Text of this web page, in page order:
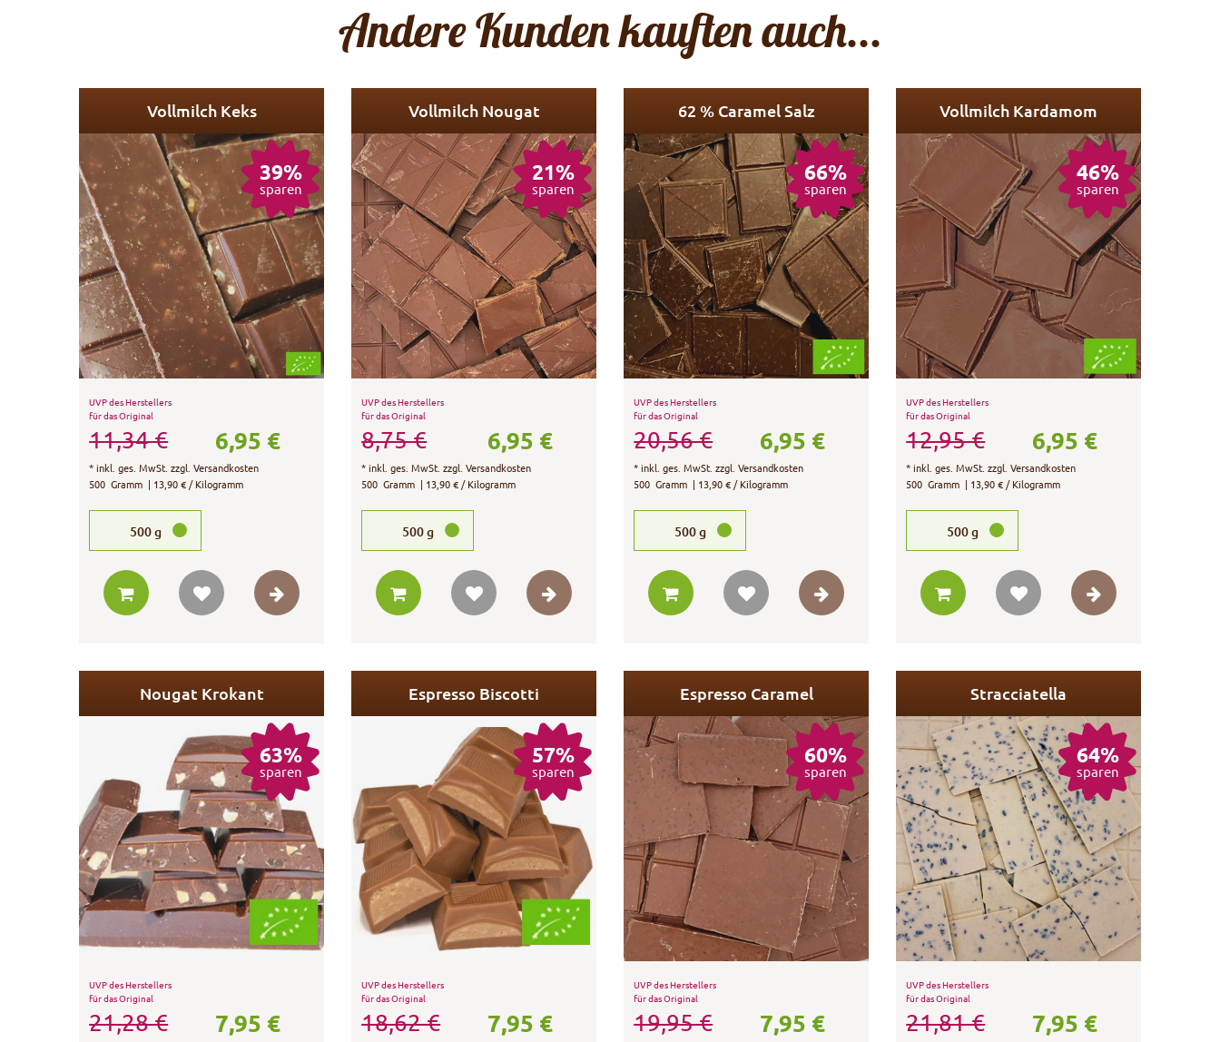
Andere Kunden kauften auch...
Vollmilch Keks
39%
sparen
UVP des Herstellers
für das Original
11,34 € 6,95 €
*inkl. ges. MwSt. zzgl.Versandkosten
500 Gramm | 13,90 € / Kilogramm
500g
Vollmilch Nougat
21%
sparen
UVP des Herstellers
für das Original
8,75 € 6,95 €
*inkl. ges. MwSt. zzgl.Versandkosten
500 Gramm | 13,90 € / Kilogramm
500g
62 % Caramel Salz
66%
sparen
UVP des Herstellers
für das Original
20,56 € 6,95 €
*inkl. ges. MwSt. zzgl.Versandkosten
500 Gramm | 13,90 € / Kilogramm
500g
Vollmilch Kardamom
46%
sparen
UVP des Herstellers
für das Original
12,95 € 6,95 €
*inkl. ges. MwSt. zzgl.Versandkosten
500 Gramm | 13,90 € / Kilogramm
500g
Nougat Krokant
63%
sparen
UVP des Herstellers
für das Original
21,28 € 7,95 €
Espresso Biscotti
57%
sparen
UVP des Herstellers
für das Original
18,62 € 7,95 €
Espresso Caramel
60%
sparen
UVP des Herstellers
für das Original
19,95 € 7,95 €
Stracciatella
64%
sparen
UVP des Herstellers
für das Original
21,81 € 7,95 €